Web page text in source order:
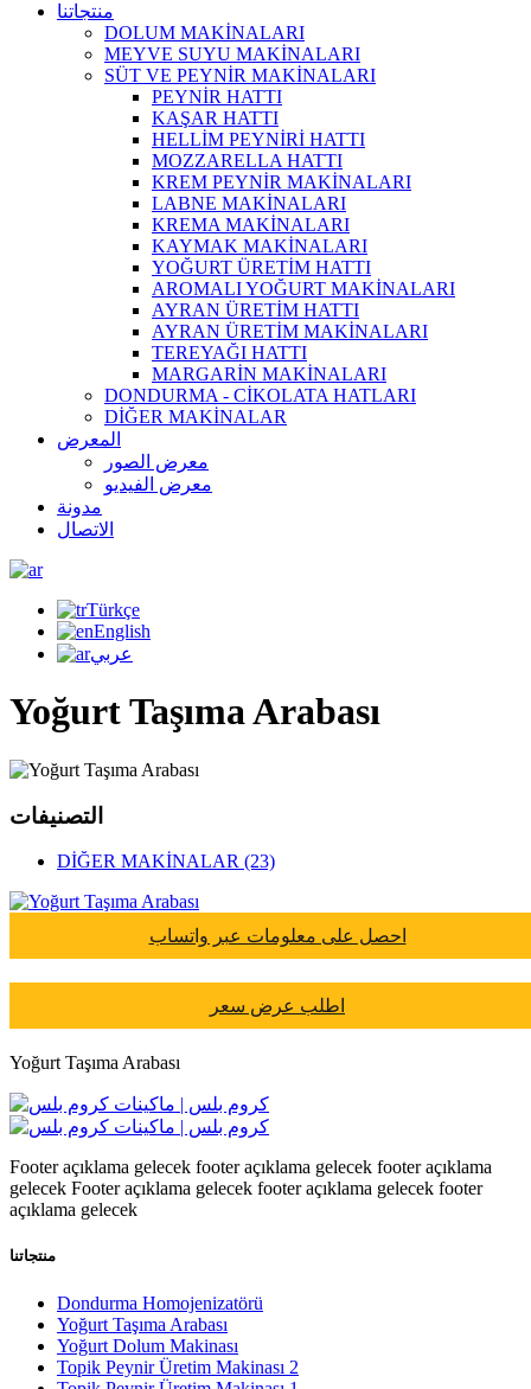
منتجاتنا
DOLUM MAKİNALARI
MEYVE SUYU MAKİNALARI
SÜT VE PEYNİR MAKİNALARI
PEYNİR HATTI
KAŞAR HATTI
HELLİM PEYNİRİ HATTI
MOZZARELLA HATTI
KREM PEYNİR MAKİNALARI
LABNE MAKİNALARI
KREMA MAKİNALARI
KAYMAK MAKİNALARI
YOĞURT ÜRETİM HATTI
AROMALI YOĞURT MAKİNALARI
AYRAN ÜRETİM HATTI
AYRAN ÜRETİM MAKİNALARI
TEREYAĞI HATTI
MARGARİN MAKİNALARI
DONDURMA - CİKOLATA HATLARI
DİĞER MAKİNALAR
المعرض
معرض الصور
معرض الفيديو
مدونة
الاتصال
Türkçe
English
عربي
Yoğurt Taşıma Arabası
التصنيفات
DİĞER MAKİNALAR (23)
احصل على معلومات عبر واتساب
اطلب عرض سعر
Yoğurt Taşıma Arabası
Footer açıklama gelecek footer açıklama gelecek footer açıklama
gelecek Footer açıklama gelecek footer açıklama gelecek footer
açıklama gelecek
منتجاتنا
Dondurma Homojenizatörü
Yoğurt Taşıma Arabası
Yoğurt Dolum Makinası
Topik Peynir Üretim Makinası 2